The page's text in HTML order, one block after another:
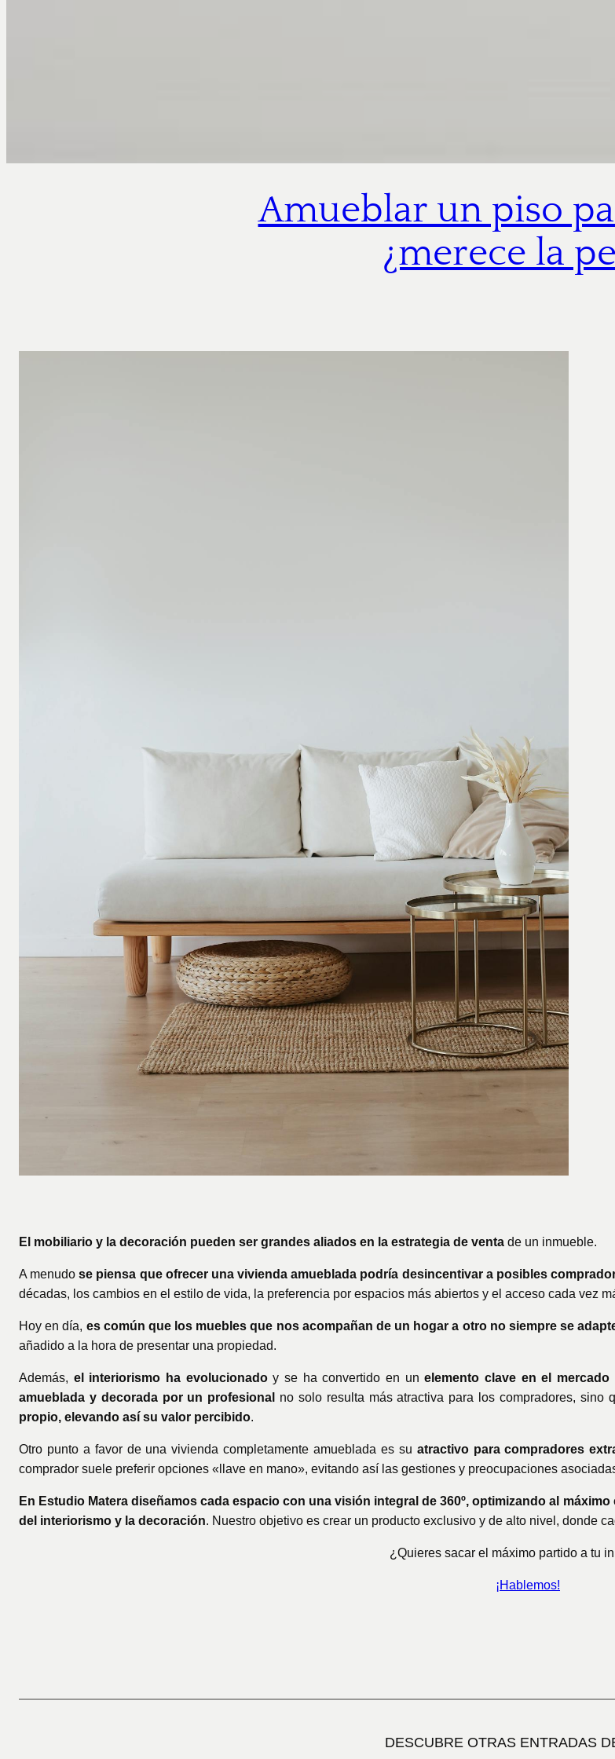
Amueblar un piso
¿merece la
El mobiliario y la decoración pueden ser grandes aliados en la estrategia de venta de un inmueble.
A menudose piensa que ofrecer una vivienda amueblada podría desincentivar a posibles
décadas, los cambios en el estilo de vida, la preferencia por espacios más abiertos y el acceso cada vez
Hoy en día, es común que los muebles que nos acompañan de un hogar a otro no siempre se
añadido a la hora de presentar una propiedad.
Además, el interiorismo ha evolucionadoy se ha convertido en un elemento clave en el mercado
amueblada y decorada por un profesional
no solo resulta más atractiva para los compradores, sino
propio, elevando así su valor percibido.
Otro punto a favor de una vivienda completamente amueblada es su atractivo para compradores
comprador suele preferir opciones «llave en mano», evitando así las gestiones y preocupaciones
En Estudio Matera diseñamos cada espacio con una visión integral de 360º, optimizando al
del interiorismo y la decoración. Nuestro objetivo es crear un producto exclusivo y de alto nivel, donde
¿Quieres sacar el máximo partido a tu
¡Hablemos!
DESCUBRE OTRAS ENTRADAS